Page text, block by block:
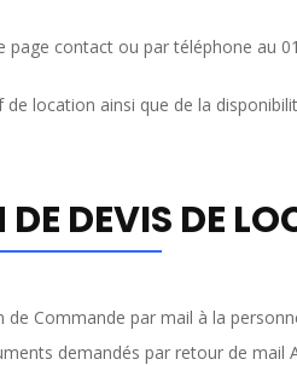
contact ou par téléphone au
location ainsi que de la
DEVIS DE
Commande par mail à la
demandés par retour de mail